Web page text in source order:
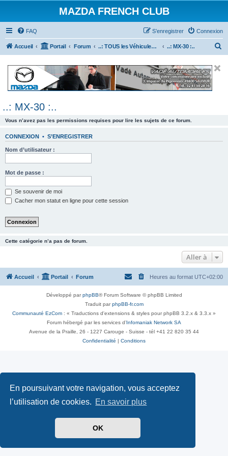
En poursuivant votre navigation, vous acceptez
l’utilisation de cookies. En savoir plus
OK
MAZDA FRENCH CLUB
FAQ Connexion
S’enregistrer
Accueil Portail Forum ..: TOUS les Véhicules MAZDA :.. ..: MX-30 :..
e
..: MX-30 :..
Vous n’avez pas les permissions requises pour lire les sujets de ce forum.
CONNEXION • S’ENREGISTRER
Nom d’utilisateur :
Mot de passe :
Se souvenir de moi
Cacher mon statut en ligne pour cette session
Cette catégorie n’a pas de forum.
Aller à
Accueil Portail Forum Heures au format UTC+02:00
Développé parphpBB® Forum Software © phpBB Limited
Traduit parphpBB-fr.com
Communauté EzCom : « Traductions d'extensions & styles pour phpBB 3.2.x & 3.3.x »
Forum hébergé par les services d’ Infomaniak Network SA
Avenue de la Praille, 26 - 1227 Carouge - Suisse - tél +41 22 820 35 44
Confidentialité
Conditions